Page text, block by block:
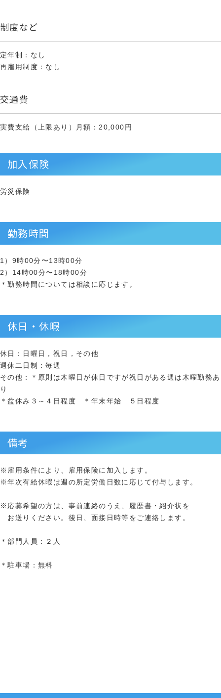
制度など
定年制：なし
再雇用制度：なし
交通費
実費支給（上限あり）月額：20,000円
加入保険
労災保険
勤務時間
1）9時00分〜13時00分
2）14時00分〜18時00分
＊勤務時間については相談に応じます。
休日・休暇
休日：日曜日，祝日，その他
週休二日制：毎週
その他：＊原則は木曜日が休日ですが祝日がある週は木曜勤務あ
り
＊盆休み３～４日程度 ＊年末年始 ５日程度
備考
※雇用条件により、雇用保険に加入します。
※年次有給休暇は週の所定労働日数に応じて付与します。
※応募希望の方は、事前連絡のうえ、履歴書・紹介状を
お送りください。後日、面接日時等をご連絡します。
＊部門人員：２人
＊駐車場：無料